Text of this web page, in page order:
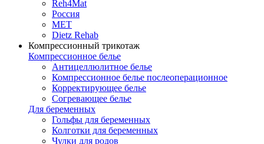
Reh4Mat
Россия
МЕТ
Dietz Rehab
Компрессионный трикотаж
Компрессионное белье
Антицеллюлитное белье
Компрессионное белье послеоперационное
Корректирующее белье
Согревающее белье
Для беременных
Гольфы для беременных
Колготки для беременных
Чулки для родов